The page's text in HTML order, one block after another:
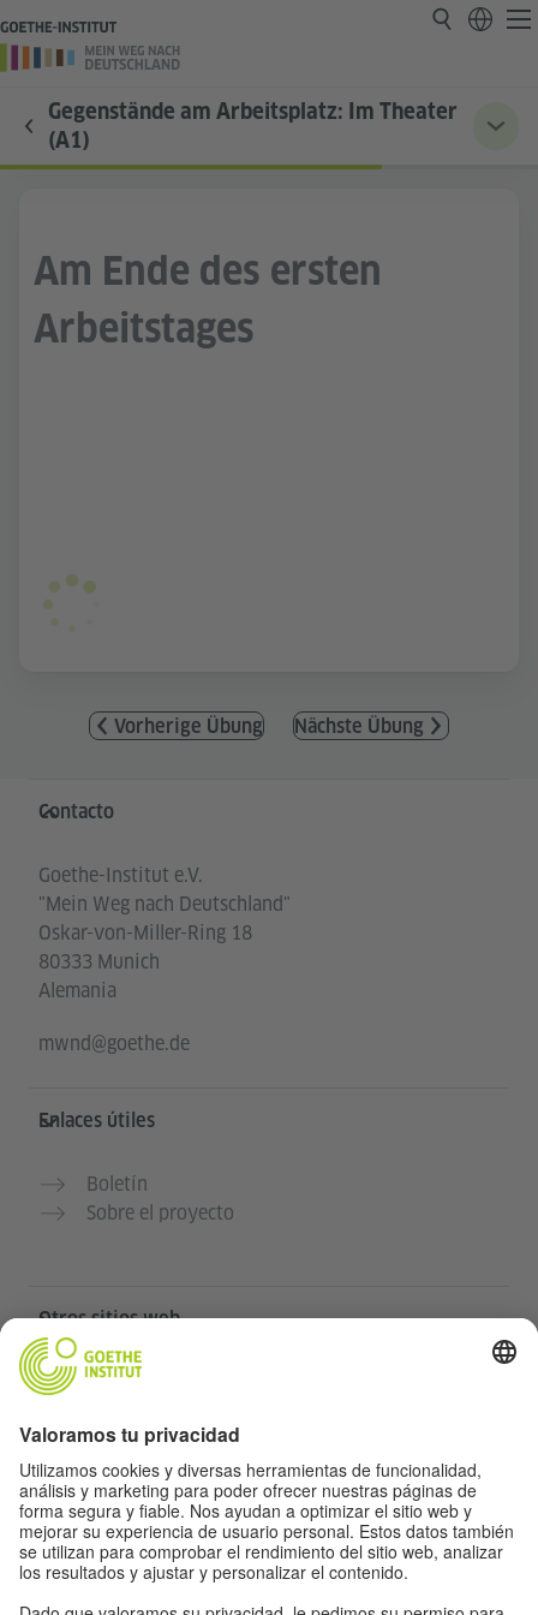
Gegenstände am Arbeitsplatz: Im Theater
(A1)
Am Ende des ersten
Arbeitstages
Vorherige Übung Nächste Übung
Service- und Informationsbereich
Contacto
Goethe-Institut e.V.
"Mein Weg nach Deutschland"
Oskar-von-Miller-Ring 18
80333 Munich
Alemania
mwnd@goethe.de
Enlaces útiles
Boletín
Sobre el proyecto
Otros sitios web
Community „Deutsch für dich“
Cursos de alemán del Goethe-Institut
Portal para docentes “Deutschstunde”
Privacidad y accesibilidad